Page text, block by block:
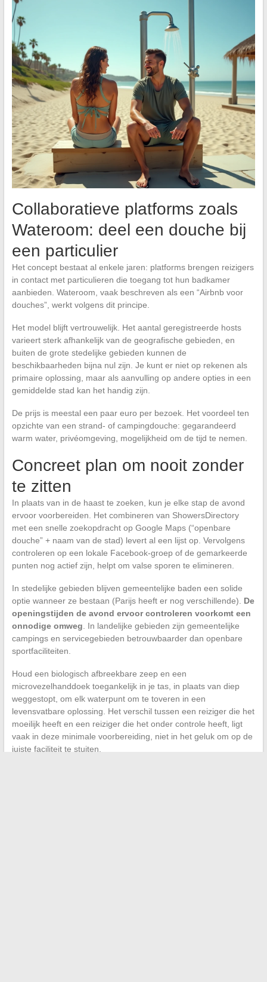
Collaboratieve platforms zoals
Wateroom: deel een douche bij
een particulier
Het concept bestaat al enkele jaren: platforms brengen reizigers
in contact met particulieren die toegang tot hun badkamer
aanbieden. Wateroom, vaak beschreven als een “Airbnb voor
douches”, werkt volgens dit principe.
Het model blijft vertrouwelijk. Het aantal geregistreerde hosts
varieert sterk afhankelijk van de geografische gebieden, en
buiten de grote stedelijke gebieden kunnen de
beschikbaarheden bijna nul zijn. Je kunt er niet op rekenen als
primaire oplossing, maar als aanvulling op andere opties in een
gemiddelde stad kan het handig zijn.
De prijs is meestal een paar euro per bezoek. Het voordeel ten
opzichte van een strand- of campingdouche: gegarandeerd
warm water, privéomgeving, mogelijkheid om de tijd te nemen.
Concreet plan om nooit zonder
te zitten
In plaats van in de haast te zoeken, kun je elke stap de avond
ervoor voorbereiden. Het combineren van ShowersDirectory
met een snelle zoekopdracht op Google Maps (“openbare
douche” + naam van de stad) levert al een lijst op. Vervolgens
controleren op een lokale Facebook-groep of de gemarkeerde
punten nog actief zijn, helpt om valse sporen te elimineren.
In stedelijke gebieden blijven gemeentelijke baden een solide
optie wanneer ze bestaan (Parijs heeft er nog verschillende). De
openingstijden de avond ervoor controleren voorkomt een
onnodige omweg. In landelijke gebieden zijn gemeentelijke
campings en servicegebieden betrouwbaarder dan openbare
sportfaciliteiten.
Houd een biologisch afbreekbare zeep en een
microvezelhanddoek toegankelijk in je tas, in plaats van diep
weggestopt, om elk waterpunt om te toveren in een
levensvatbare oplossing. Het verschil tussen een reiziger die het
moeilijk heeft en een reiziger die het onder controle heeft, ligt
vaak in deze minimale voorbereiding, niet in het geluk om op de
juiste faciliteit te stuiten.